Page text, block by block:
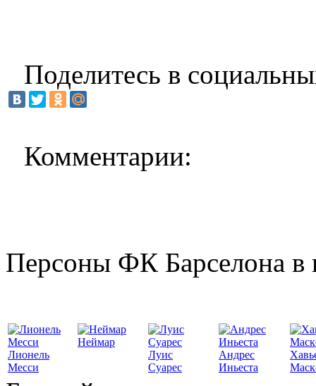
Поделитесь в
Комментарии:
Персоны ФК Барселона в
Лионель
Месси
Неймар
Луис
Суарес
Андрес
Иньеста